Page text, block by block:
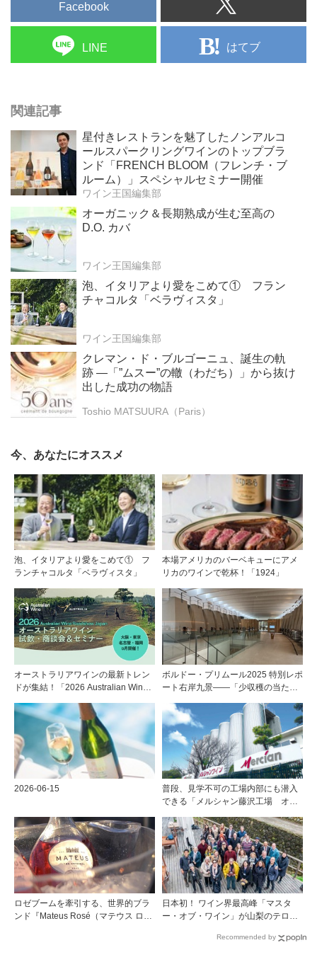
Facebook
LINE はてブ
関連記事
星付きレストランを魅了したノンアルコ
ールスパークリングワインのトップブラ
ンド「FRENCH BLOOM（フレンチ・ブ
ルーム）」スペシャルセミナー開催
ワイン王国編集部
オーガニック＆長期熟成が生む至高の
D.O. カバ
ワイン王国編集部
泡、イタリアより愛をこめて① フラン
チャコルタ「ベラヴィスタ」
ワイン王国編集部
クレマン・ド・ブルゴーニュ、誕生の軌
跡 ―「”ムスー”の轍（わだち）」から抜け
出した成功の物語
Toshio MATSUURA（Paris）
今、あなたにオススメ
泡、イタリアより愛をこめて① フ
ランチャコルタ「ベラヴィスタ」
本場アメリカのバーベキューにアメ
リカのワインで乾杯！「1924」
オーストラリアワインの最新トレン
ドが集結！「2026 Australian Wine
で開催
ボルドー・プリムール2025 特別レポ
ート右岸九景――「少収穫の当たり
ンテミリオン 有力9シャトー訪問記
2026-06-15
普段、見学不可の工場内部にも潜入
できる「メルシャン藤沢工場 オン
ロゼブームを牽引する、世界的ブラ
ンド『Mateus Rosé（マテウス ロ
日本初！ ワイン界最高峰「マスタ
ー・オブ・ワイン」が山梨のテロワ
Recommended by